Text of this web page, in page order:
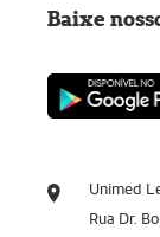
Unimed
Rua Dr.
Baixe